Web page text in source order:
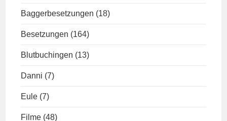
Baggerbesetzungen (18)
Besetzungen (164)
Blutbuchingen (13)
Danni (7)
Eule (7)
Filme (48)